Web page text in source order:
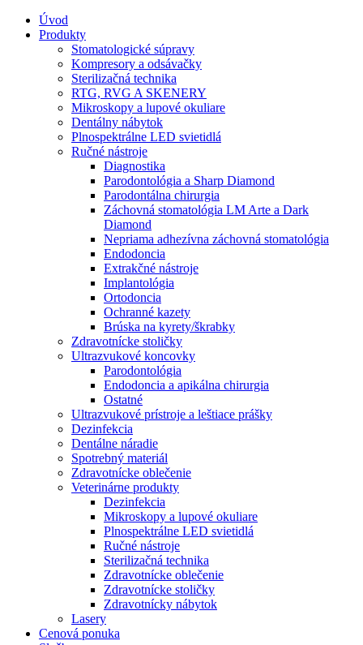
Úvod
Produkty
Stomatologické súpravy
Kompresory a odsávačky
Sterilizačná technika
RTG, RVG A SKENERY
Mikroskopy a lupové okuliare
Dentálny nábytok
Plnospektrálne LED svietidlá
Ručné nástroje
Diagnostika
Parodontológia a Sharp Diamond
Parodontálna chirurgia
Záchovná stomatológia LM Arte a Dark
Diamond
Nepriama adhezívna záchovná stomatológia
Endodoncia
Extrakčné nástroje
Implantológia
Ortodoncia
Ochranné kazety
Brúska na kyrety/škrabky
Zdravotnícke stoličky
Ultrazvukové koncovky
Parodontológia
Endodoncia a apikálna chirurgia
Ostatné
Ultrazvukové prístroje a leštiace prášky
Dezinfekcia
Dentálne náradie
Spotrebný materiál
Zdravotnícke oblečenie
Veterinárne produkty
Dezinfekcia
Mikroskopy a lupové okuliare
Plnospektrálne LED svietidlá
Ručné nástroje
Sterilizačná technika
Zdravotnícke oblečenie
Zdravotnícke stoličky
Zdravotnícky nábytok
Lasery
Cenová ponuka